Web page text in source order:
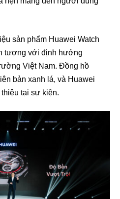
sản phẩm Huawei Watch
tượng với định hướng
Việt Nam. Đồng hồ
bản xanh lá, và Huawei
tại sự kiện.